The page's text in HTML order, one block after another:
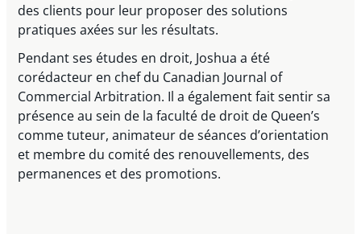
des clients pour leur proposer des solutions
pratiques axées sur les résultats.
Pendant ses études en droit, Joshua a été
corédacteur en chef du Canadian Journal of
Commercial Arbitration. Il a également fait sentir sa
présence au sein de la faculté de droit de Queen’s
comme tuteur, animateur de séances d’orientation
et membre du comité des renouvellements, des
permanences et des promotions.